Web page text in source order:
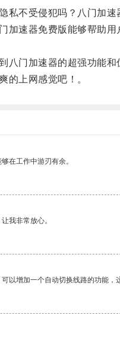
不受侵犯吗？八门加速
速器免费版能够帮助用
门加速器的超强功能和
上网感觉吧！。
在工作中游刃有余。
我非常放心。
以增加一个自动切换线路的功能